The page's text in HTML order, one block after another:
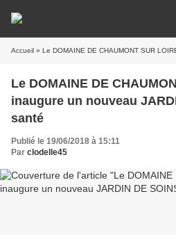
Accueil » Le DOMAINE DE CHAUMONT SUR LOIRE
Le DOMAINE DE
inaugure un nouveau
santé
Publié le 19/06/2018 à 15:11
Par clodelle45